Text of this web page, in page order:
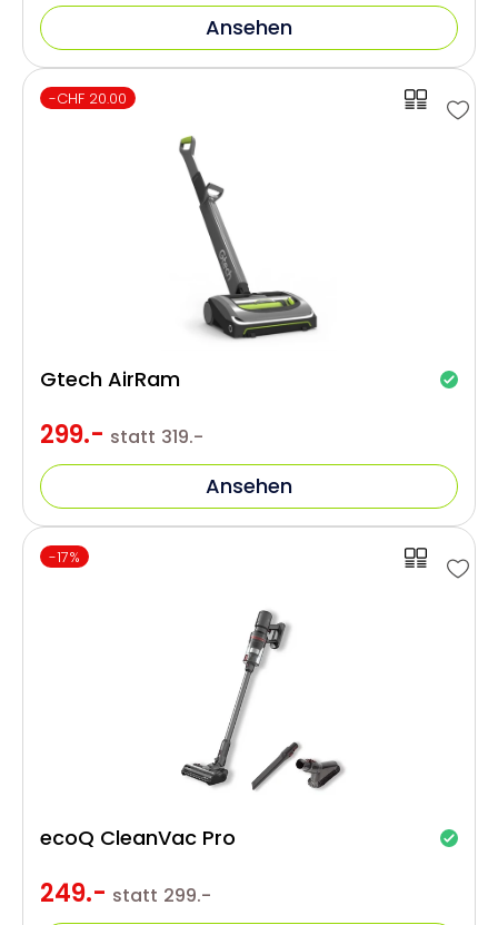
Ansehen
-CHF 20.00
299.- statt 319.-
Gtech AirRam
Ansehen
-17%
249.- statt 299.-
ecoQ CleanVac Pro